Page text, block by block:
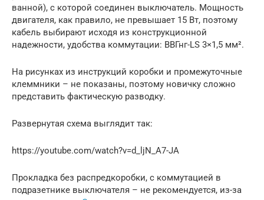
ванной), с которой соединен выключатель. Мощность
двигателя, как правило, не превышает 15 Вт, поэтому
кабель выбирают исходя из конструкционной
надежности, удобства коммутации: ВВГнг-LS 3×1,5 мм².
На рисунках из инструкций коробки и промежуточные
клеммники – не показаны, поэтому новичку сложно
представить фактическую разводку.
Развернутая схема выглядит так:
https://youtube.com/watch?v=d_ljN_A7-JA
Прокладка без распредкоробки, с коммутацией в
подразетнике выключателя – не рекомендуется, из-за